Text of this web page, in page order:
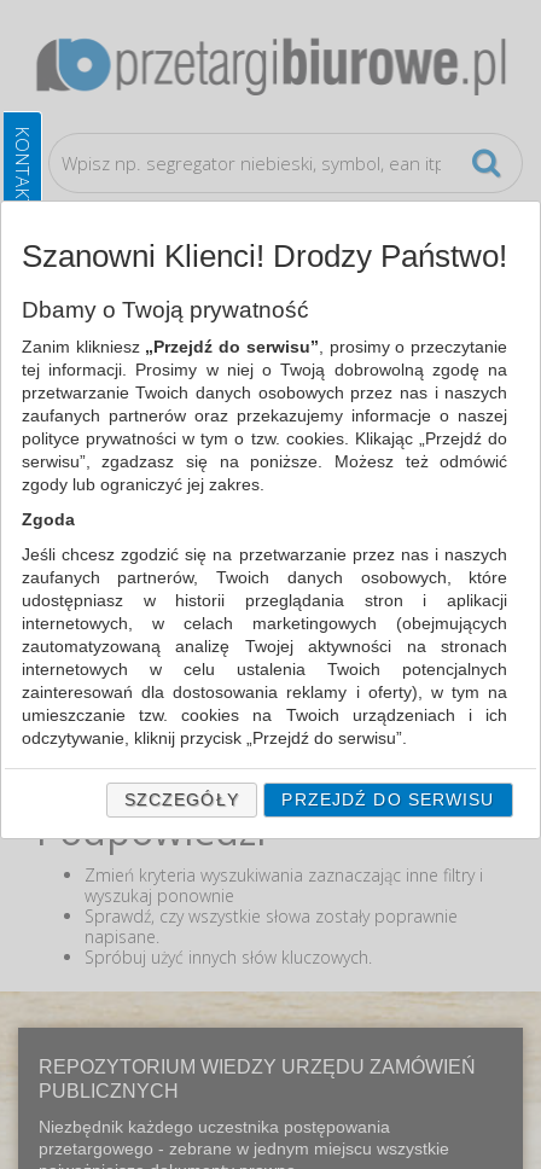
Wyposażenie biura Pojemniki na katalogi
WSZYSTKIE KATEGORIE
NAJCHĘTNIEJ WYBIERANE
FILTRY
WIĘCEJ
Zakres cenowy
MIN:
MAX:
ODZNACZ
Nie odnaleziono produktów wg przyjętych kryteriów
lub podana fraza "" nie została odnaleziona.
Podpowiedzi
Zmień kryteria wyszukiwania zaznaczając inne filtry i
wyszukaj ponownie
Sprawdź, czy wszystkie słowa zostały poprawnie
napisane.
Spróbuj użyć innych słów kluczowych.
REPOZYTORIUM WIEDZY URZĘDU ZAMÓWIEŃ
PUBLICZNYCH
Niezbędnik każdego uczestnika postępowania
przetargowego - zebrane w jednym miejscu wszystkie
Szanowni Klienci! Drodzy Państwo!
Dbamy o Twoją prywatność
Zanim klikniesz „Przejdź do serwisu” , prosimy o przeczytanie
tej informacji. Prosimy w niej o Twoją dobrowolną zgodę na
przetwarzanie Twoich danych osobowych przez nas i naszych
zaufanych partnerów oraz przekazujemy informacje o naszej
polityce prywatności w tym o tzw. cookies. Klikając „Przejdź do
serwisu”, zgadzasz się na poniższe. Możesz też odmówić
zgody lub ograniczyć jej zakres.
Zgoda
Jeśli chcesz zgodzić się na przetwarzanie przez nas i naszych
zaufanych partnerów, Twoich danych osobowych, które
udostępniasz w historii przeglądania stron i aplikacji
internetowych, w celach marketingowych (obejmujących
zautomatyzowaną analizę Twojej aktywności na stronach
internetowych w celu ustalenia Twoich potencjalnych
zainteresowań dla dostosowania reklamy i oferty), w tym na
umieszczanie tzw. cookies na Twoich urządzeniach i ich
odczytywanie, kliknij przycisk „Przejdź do serwisu”.
Jeśli nie chcesz wyrazić zgody lub ograniczyć jej zakres, kliknij
„Szczegóły”, gdzie znajdziesz wszelkie informacje o tym jak to
zrobić . Te same informacje znajdziesz także na podstronie z
naszą polityką prywatności obowiązującą od 25 maja 2018.
W przypadku użytkowników zalogowanych, ważna jest Państwa
wcześniejsza zgoda której udzieliliście podczas zakładania
konta. Każda Państwa zgoda jest dobrowolna i można ją w
dowolnym momencie wycofać.
Klauzula Informacyjna (rozwiń)
SZCZEGÓŁY PRZEJDŹ DO SERWISU